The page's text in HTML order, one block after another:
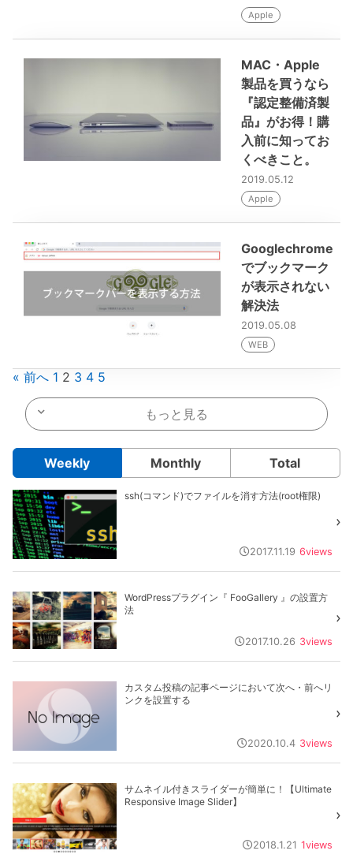
Apple
MAC・Apple
製品を買うなら
『認定整備済製
品』がお得！購
入前に知ってお
くべきこと。
2019.05.12
Apple
Googlechrome
でブックマーク
が表示されない
解決法
2019.05.08
WEB
« 前へ 1 2 3 4 5
もっと見る
Weekly Monthly Total
ssh(コマンド)でファイルを消す方法(root権限)
2017.11.19 6views
WordPressプラグイン『 FooGallery 』の設置方
法
2017.10.26 3views
カスタム投稿の記事ページにおいて次へ・前へリ
ンクを設置する
2020.10.4 3views
サムネイル付きスライダーが簡単に！【Ultimate
Responsive Image Slider】
2018.1.21 1views